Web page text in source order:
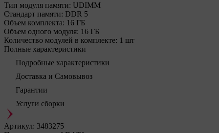
Тип модуля памяти: UDIMM
Стандарт памяти: DDR 5
Объем комплекта: 16 ГБ
Объем одного модуля: 16 ГБ
Количество модулей в комплекте: 1 шт
Полные характеристики
Подробные характеристики
Доставка и Самовывоз
Гарантии
Услуги сборки
Артикул: 3483275